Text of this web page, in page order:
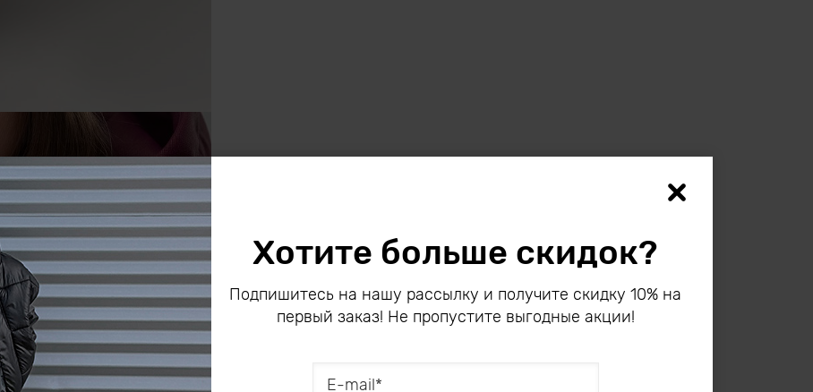
Хотите больше скидок?
Подпишитесь на нашу рассылку и получите скидку 10% на
первый заказ! Не пропустите выгодные акции!